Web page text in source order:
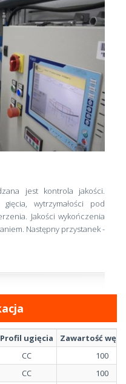
jest kontrola jakości.
wytrzymałości pod
Jakości wykończenia
Następny przystanek -
Profil ugięcia
Zawartość
CC
100
CC
100